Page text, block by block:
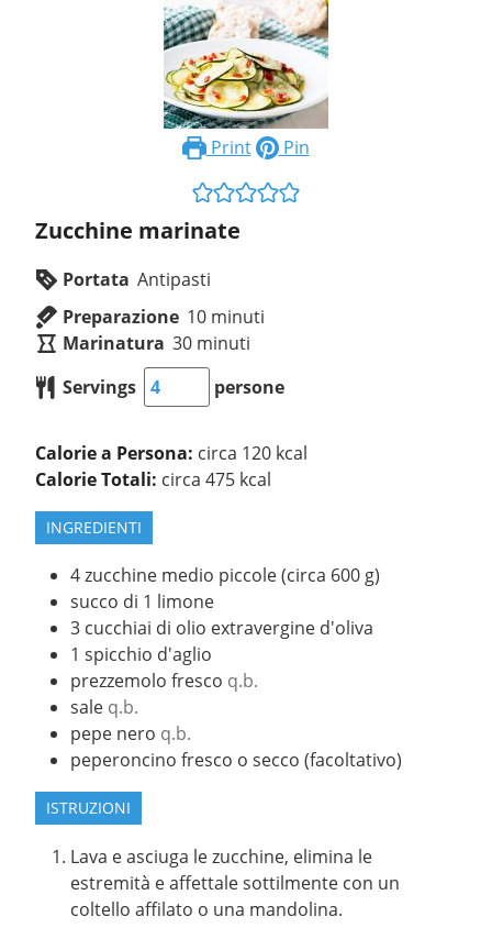
Print Pin
Zucchine marinate
Portata Antipasti
Preparazione 10 minuti
Marinatura 30 minuti
Servings
persone
Calorie a Persona: circa 120 kcal
Calorie Totali: circa 475 kcal
INGREDIENTI
4zucchine medio piccole (circa 600 g)
succo di 1 limone
3 cucchiai di olio extravergine d'oliva
1 spicchio d'aglio
prezzemolo fresco q.b.
sale q.b.
pepe nero q.b.
peperoncino fresco o secco (facoltativo)
ISTRUZIONI
Lava e asciuga le zucchine, elimina le
estremità e affettale sottilmente con un
coltello affilato o una mandolina.